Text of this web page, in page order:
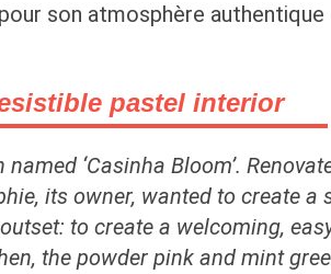
pour son atmosphère
pastel interior
‘Casinha Bloom’.
its owner, wanted to create a
to create a welcoming,
the powder pink and mint